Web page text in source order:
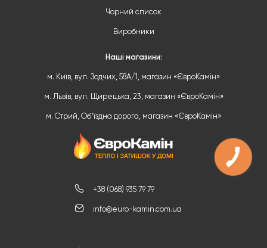
+38 (068) 935 79 79
info@euro-kamin.com.ua
Чорний список
Виробники
Наші магазини:
м. Київ, вул. Зодчих, 58А/1, магазин «ЄвроКамін»
м. Львів, вул. Щирецька, 23, магазин «ЄвроКамін»
м. Стрий, Обʼїздна дорога, магазин «ЄвроКамін»